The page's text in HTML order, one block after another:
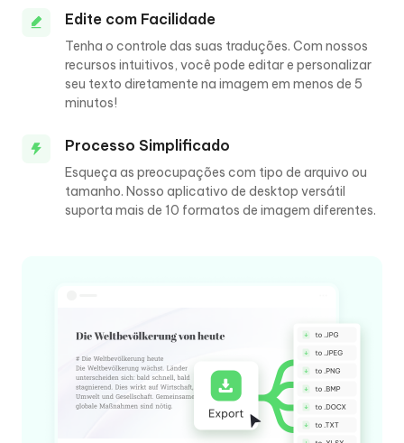
Edite com Facilidade
Tenha o controle das suas traduções. Com nossos
recursos intuitivos, você pode editar e personalizar
seu texto diretamente na imagem em menos de 5
minutos!
Processo Simplificado
Esqueça as preocupações com tipo de arquivo ou
tamanho. Nosso aplicativo de desktop versátil
suporta mais de 10 formatos de imagem diferentes.